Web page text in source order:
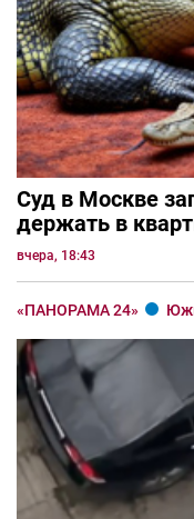
Суд в Москве
держать в
вчера, 18:43
«ПАНОРАМА 24»